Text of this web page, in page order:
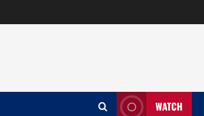
WATCH